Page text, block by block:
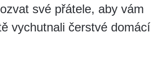
své přátele, aby vám
vychutnali čerstvé domácí